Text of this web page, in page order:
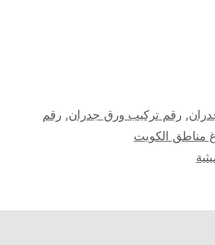
,رقم تركيب ورق جدران,رقم
مناطق الكويت